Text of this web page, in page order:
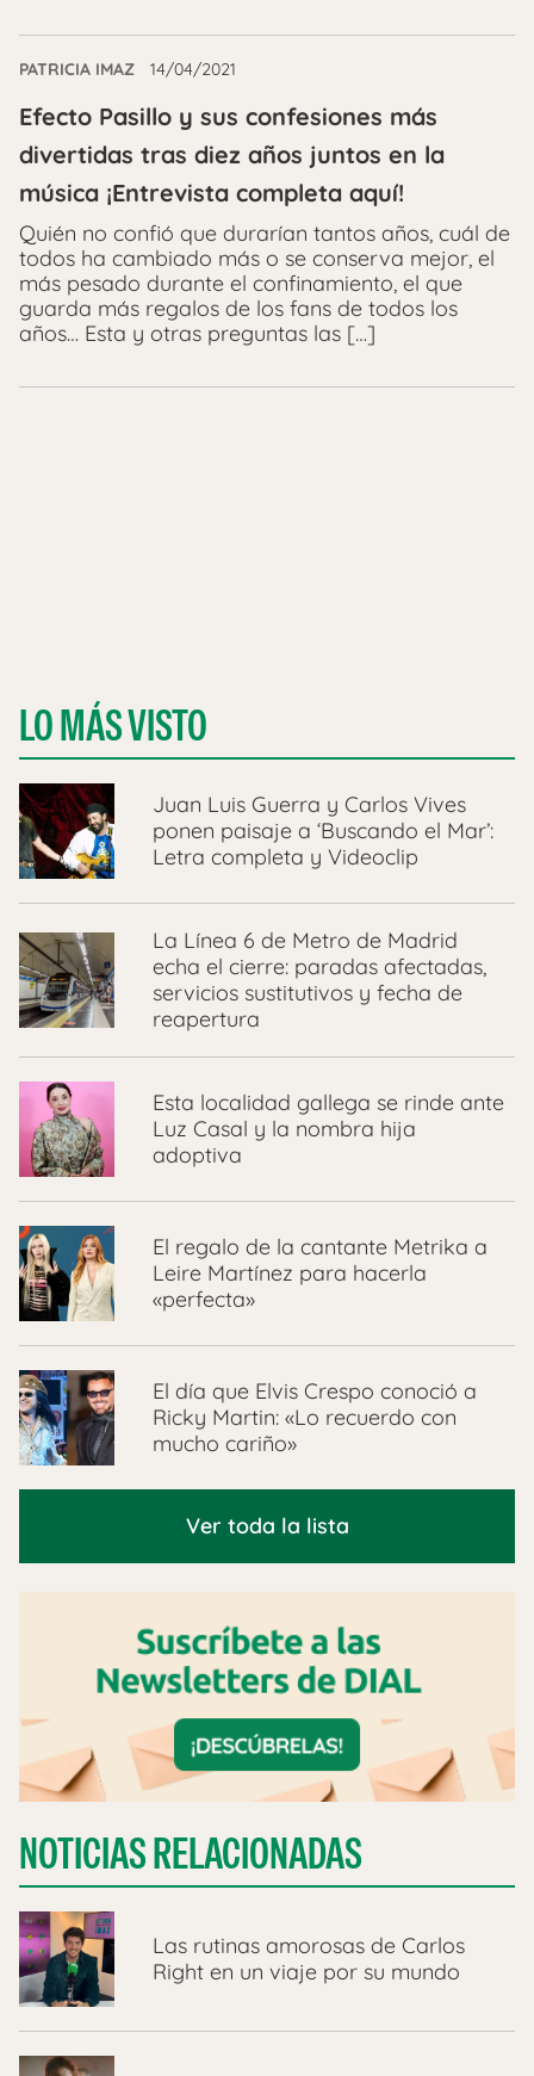
PATRICIA IMAZ 14/04/2021
Efecto Pasillo y sus confesiones más
divertidas tras diez años juntos en la
música ¡Entrevista completa aquí!
Quién no confió que durarían tantos años, cuál de
todos ha cambiado más o se conserva mejor, el
más pesado durante el confinamiento, el que
guarda más regalos de los fans de todos los
años… Esta y otras preguntas las […]
LO MÁS VISTO
Juan Luis Guerra y Carlos Vives
ponen paisaje a ‘Buscando el Mar’:
Letra completa y Videoclip
La Línea 6 de Metro de Madrid
echa el cierre: paradas afectadas,
servicios sustitutivos y fecha de
reapertura
Esta localidad gallega se rinde ante
Luz Casal y la nombra hija
adoptiva
El regalo de la cantante Metrika a
Leire Martínez para hacerla
«perfecta»
El día que Elvis Crespo conoció a
Ricky Martin: «Lo recuerdo con
mucho cariño»
Ver toda la lista
NOTICIAS RELACIONADAS
Las rutinas amorosas de Carlos
Right en un viaje por su mundo